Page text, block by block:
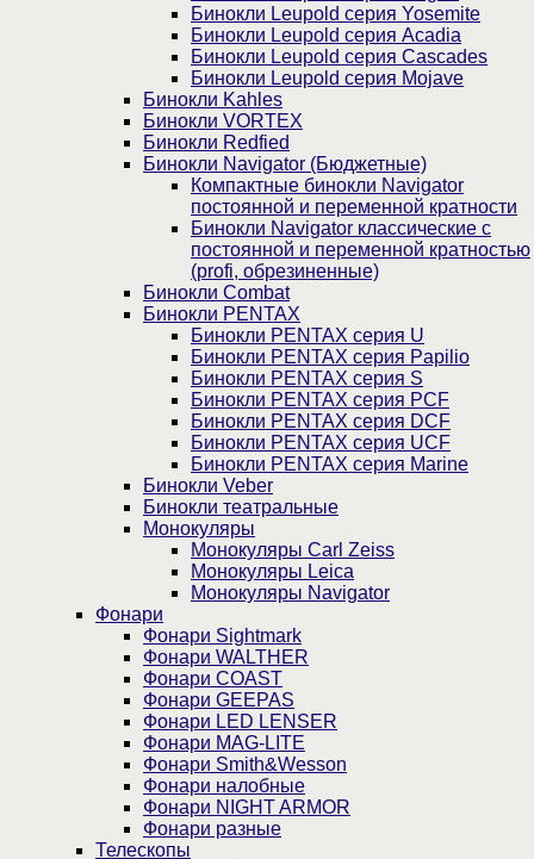
Бинокли Leupold серия Yosemite
Бинокли Leupold серия Acadia
Бинокли Leupold серия Cascades
Бинокли Leupold серия Mojave
Бинокли Kahles
Бинокли VORTEX
Бинокли Redfied
Бинокли Navigator (Бюджетные)
Компактные бинокли Navigator
постоянной и переменной кратности
Бинокли Navigator классические с
постоянной и переменной кратностью
(profi, обрезиненные)
Бинокли Combat
Бинокли PENTAX
Бинокли PENTAX серия U
Бинокли PENTAX серия Papilio
Бинокли PENTAX серия S
Бинокли PENTAX серия PCF
Бинокли PENTAX серия DCF
Бинокли PENTAX серия UCF
Бинокли PENTAX серия Marine
Бинокли Veber
Бинокли театральные
Монокуляры
Монокуляры Carl Zeiss
Монокуляры Leica
Монокуляры Navigator
Фонари
Фонари Sightmark
Фонари WALTHER
Фонари COAST
Фонари GEEPAS
Фонари LED LENSER
Фонари MAG-LITE
Фонари Smith&Wesson
Фонари налобные
Фонари NIGHT ARMOR
Фонари разные
Телескопы